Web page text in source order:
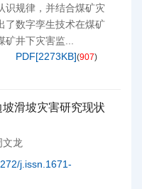
识规律，并结合煤矿灾
了数字孪生技术在煤矿
井下灾害监...
PDF[2273KB](907)
滑坡灾害研究现状
文龙
j.issn.1671-